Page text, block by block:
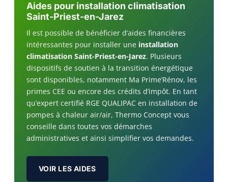
Aides pour installation climatisation
Saint-Priest-en-Jarez
Il est possible de bénéficier d’aides financières
intéressantes pour installer une installation
climatisation Saint-Priest-en-Jarez. Plusieurs
dispositifs de soutien à la transition énergétique
sont disponibles, notamment Ma Prime’Rénov, les
primes CEE ou encore des crédits d’impôt. En tant
qu’expert certifié RGE QUALIPAC en installation de
pompes à chaleur air/air, Thermo Concept vous
conseille dans toutes vos démarches
administratives et ainsi simplifier vos demandes.
VOIR LES AIDES